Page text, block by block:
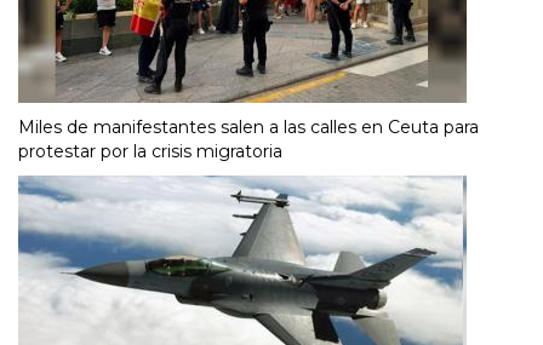
Miles de manifestantes salen a las calles en Ceuta para
protestar por la crisis migratoria